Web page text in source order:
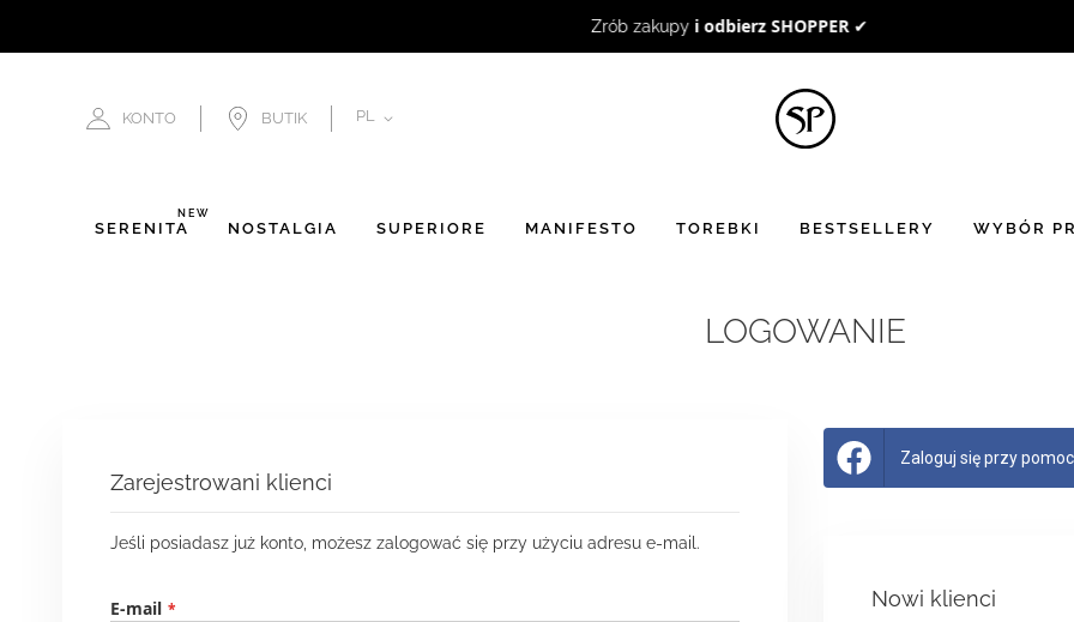
BON UPOMINKOWYto doskonały pomysł na prezent ☻
KONTO BUTIK JĘZYK
PL
SERENITÀ
NEW
NOSTALGIA SUPERIORE MANIFESTO TOREBKI BESTSELLERY WYBÓR
LOGOWANIE
Zarejestrowani klienci
Jeśli posiadasz już konto, możesz zalogować się przy użyciu adresu e-mail.
E-mail
Zaloguj się przy pomocy
Nowi klienci